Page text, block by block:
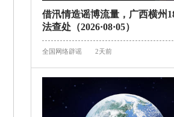
借汛情造谣博流量，广西横州
法查处（2026·08·05）
全国网络辟谣 2天前